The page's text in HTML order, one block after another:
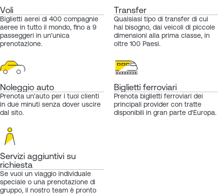
Voli
Biglietti aerei di 400 compagnie
aeree in tutto il mondo, fino a 9
passeggeri in un'unica
prenotazione.
Transfer
Qualsiasi tipo di transfer di cui
hai bisogno, dai veicoli di piccole
dimensioni alla prima classe, in
oltre 100 Paesi.
Noleggio auto
Prenota un'auto per i tuoi clienti
in due minuti senza dover uscire
dal sito.
Biglietti ferroviari
Prenota biglietti ferroviari dei
principali provider con tratte
disponibili in gran parte d'Europa.
Servizi aggiuntivi su
richiesta
Se vuoi un viaggio individuale
speciale o una prenotazione di
gruppo, il nostro team è pronto